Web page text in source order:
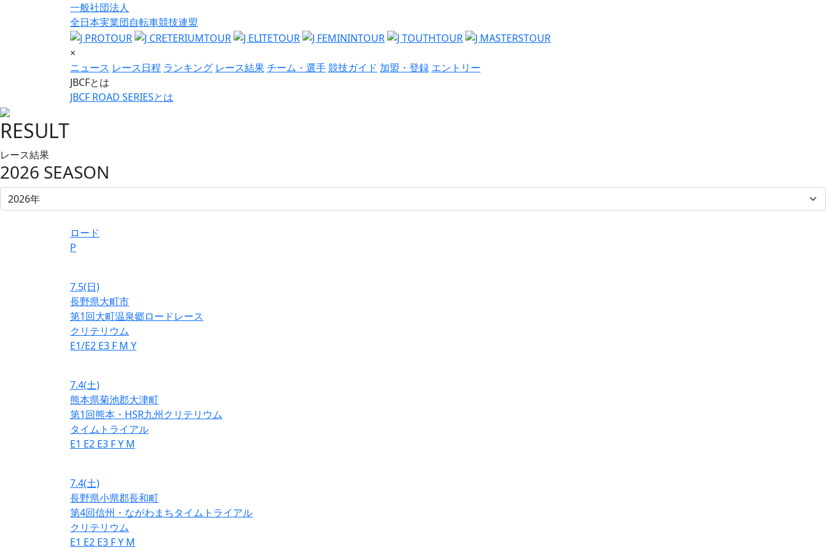
一般社団法人
全日本実業団自転車競技連盟
×
ニュース レース日程 ランキング レース結果チーム・選手競技ガイド 加盟・登録 エントリー
JBCFとは
JBCF ROAD SERIESとは
RESULT
レース結果
2026 SEASON
ロード
P
7.5(日)
長野県大町市
第1回大町温泉郷ロードレース
クリテリウム
E1/E2 E3 F M Y
7.4(土)
熊本県菊池郡大津町
第1回熊本・HSR九州クリテリウム
タイムトライアル
E1 E2 E3 FY M
7.4(土)
長野県小県郡長和町
第4回信州・ながわまちタイムトライアル
クリテリウム
E1 E2 E3 FY M